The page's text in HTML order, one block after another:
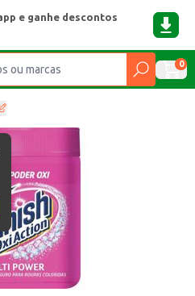
e ganhe descontos
0